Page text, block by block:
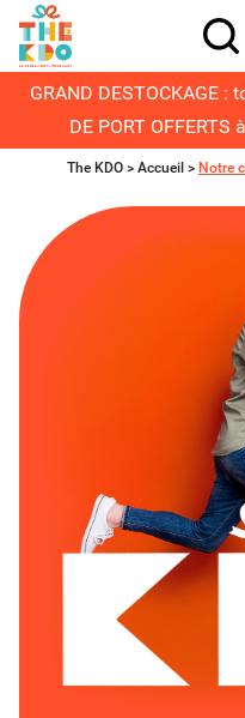
GRAND DESTOCKAGE :
DE PORT OFFERTS
The KDO > Accueil > Notre